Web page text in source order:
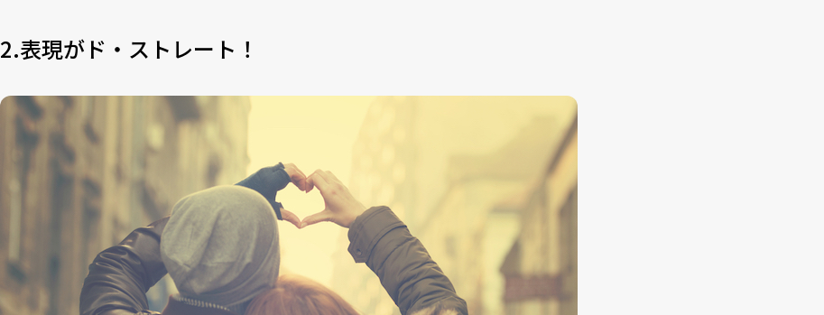
2.表現がド・ストレート！